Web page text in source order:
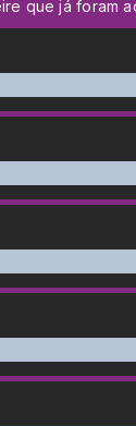
que já foram